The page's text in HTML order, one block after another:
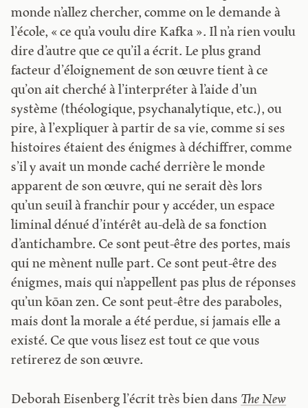
monde n’allez chercher, comme on le demande à
l’école, « ce qu’a voulu dire Kafka ». Il n’a rien voulu
dire d’autre que ce qu’il a écrit. Le plus grand
facteur d’éloignement de son œuvre tient à ce
qu’on ait cherché à l’interpréter à l’aide d’un
système (théologique, psychanalytique, etc.), ou
pire, à l’expliquer à partir de sa vie, comme si ses
histoires étaient des énigmes à déchiffrer, comme
s’il y avait un monde caché derrière le monde
apparent de son œuvre, qui ne serait dès lors
qu’un seuil à franchir pour y accéder, un espace
liminal dénué d’intérêt au-delà de sa fonction
d’antichambre. Ce sont peut-être des portes, mais
qui ne mènent nulle part. Ce sont peut-être des
énigmes, mais qui n’appellent pas plus de réponses
qu’un kōan zen. Ce sont peut-être des paraboles,
mais dont la morale a été perdue, si jamais elle a
existé. Ce que vous lisez est tout ce que vous
retirerez de son œuvre.
Deborah Eisenberg l’écrit très bien dans The New